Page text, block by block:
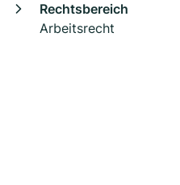
Rechtsbereich
Arbeitsrecht